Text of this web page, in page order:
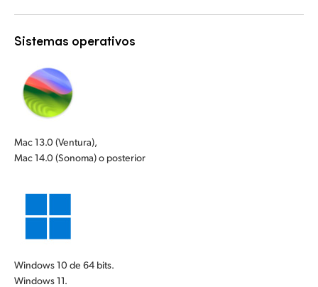
Sistemas operativos
Mac 13.0 (Ventura),
Mac 14.0 (Sonoma) o posterior
Windows 10 de 64 bits.
Windows 11.